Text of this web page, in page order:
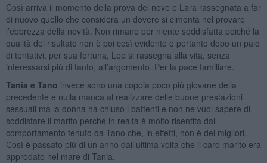
Così arriva il momento della prova del nove e Lara rassegnata a far
di nuovo quello che considera un dovere si cimenta nel provare
l’ebbrezza della novità. Non rimane per niente soddisfatta poiché la
qualità del risultato non è poi così evidente e pertanto dopo un paio
di tentativi, per sua fortuna, Leo si rassegna alla vita, senza
interessarsi più di tanto, all’argomento. Per la pace familiare.
Tania e Tano invece sono una coppia poco più giovane della
precedente e nulla manca al realizzare delle buone prestazioni
sessuali ma la donna ha chiuso i battenti e non ne vuol sapere di
soddisfare il marito perché in realtà è molto risentita dal
comportamento tenuto da Tano che, in effetti, non è dei migliori.
Così è passato più di un anno dall’ultima volta che il caro marito era
approdato nel mare di Tania.